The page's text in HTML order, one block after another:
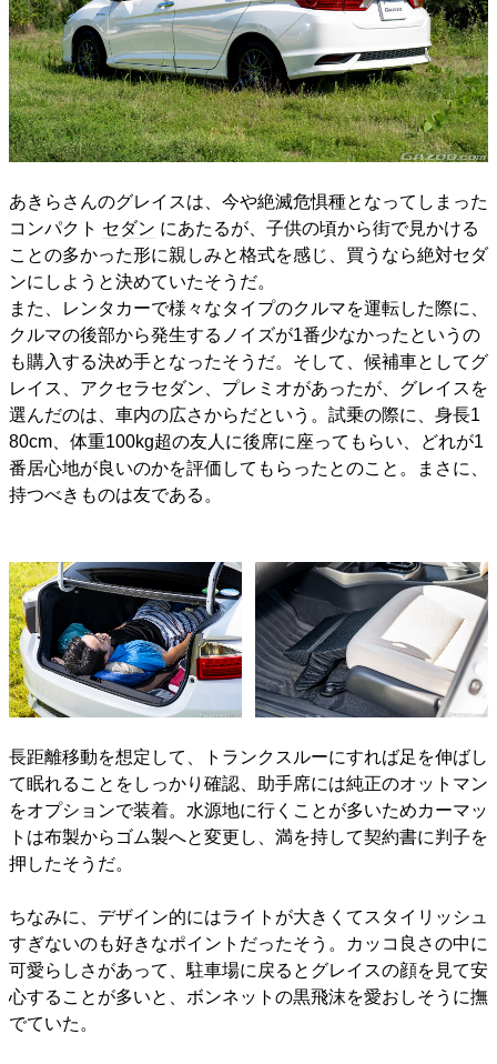
あきらさんのグレイスは、今や絶滅危惧種となってしまった
コンパクト セダン にあたるが、子供の頃から街で見かける
ことの多かった形に親しみと格式を感じ、買うなら絶対セダ
ンにしようと決めていたそうだ。
また、レンタカーで様々なタイプのクルマを運転した際に、
クルマの後部から発生するノイズが1番少なかったというの
も購入する決め手となったそうだ。そして、候補車としてグ
レイス、アクセラセダン、プレミオがあったが、グレイスを
選んだのは、車内の広さからだという。試乗の際に、身長1
80cm、体重100kg超の友人に後席に座ってもらい、どれが1
番居心地が良いのかを評価してもらったとのこと。まさに、
持つべきものは友である。
長距離移動を想定して、トランクスルーにすれば足を伸ばし
て眠れることをしっかり確認、助手席には純正のオットマン
をオプションで装着。水源地に行くことが多いためカーマッ
トは布製からゴム製へと変更し、満を持して契約書に判子を
押したそうだ。
ちなみに、デザイン的にはライトが大きくてスタイリッシュ
すぎないのも好きなポイントだったそう。カッコ良さの中に
可愛らしさがあって、駐車場に戻るとグレイスの顔を見て安
心することが多いと、ボンネットの黒飛沫を愛おしそうに撫
でていた。